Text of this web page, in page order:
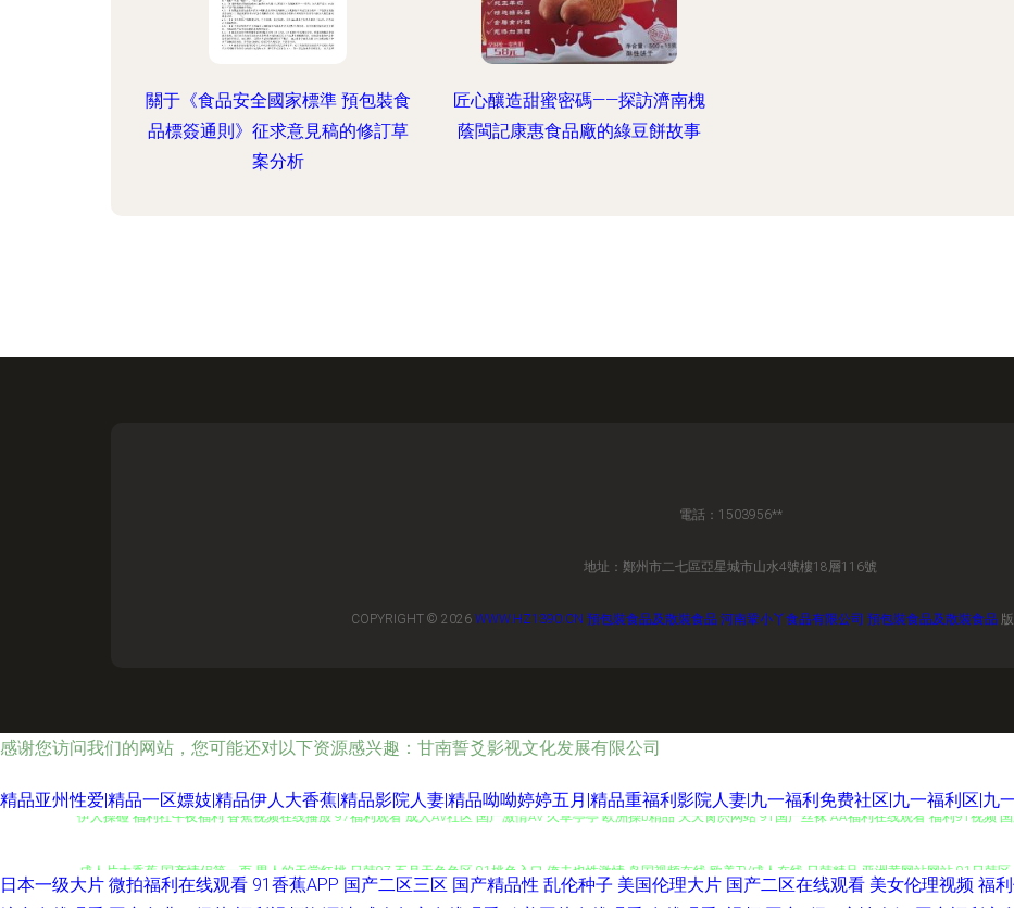
關于《食品安全國家標準 預包裝食
品標簽通則》征求意見稿的修訂草
案分析
匠心釀造甜蜜密碼——探訪濟南槐
蔭閩記康惠食品廠的綠豆餅故事
電話：1503956**
地址：鄭州市二七區亞星城市山水4號樓18層116號
COPYRIGHT © 2026 WWW.HZ1390.CN 預包裝食品及散裝食品 河南鞏小丫食品有限公司 預包裝食品及散裝食品
感谢您访问我们的网站，您可能还对以下资源感兴趣：甘南誓爻影视文化发展有限公司
精品亚州性爱|精品一区嫖妓|精品伊人大香蕉|精品影院人妻|精品呦呦婷婷五月|精品重福利影院人妻|九一福利免费社区|九一福利区|九
伊人操碰 福利社午夜福利 香蕉视频在线播放 97福利观看 成人AV社区 国产激情AV 久草亭亭 欧洲操b精品 天天肏屄网站 91国产丝袜 AA福利在线观看 福利91视频
日本一级大片 微拍福利在线观看 91香蕉APP 国产二区三区 国产精品性 乱伦种子 美国伦理大片 国产二区在线观看 美女伦理视频 福